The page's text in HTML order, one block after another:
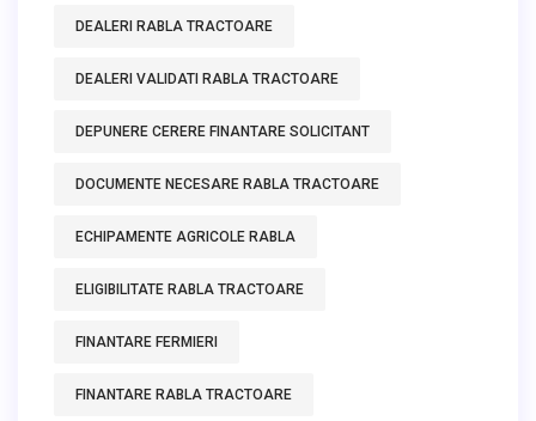
DEALERI RABLA TRACTOARE
DEALERI VALIDATI RABLA TRACTOARE
DEPUNERE CERERE FINANTARE SOLICITANT
DOCUMENTE NECESARE RABLA TRACTOARE
ECHIPAMENTE AGRICOLE RABLA
ELIGIBILITATE RABLA TRACTOARE
FINANTARE FERMIERI
FINANTARE RABLA TRACTOARE